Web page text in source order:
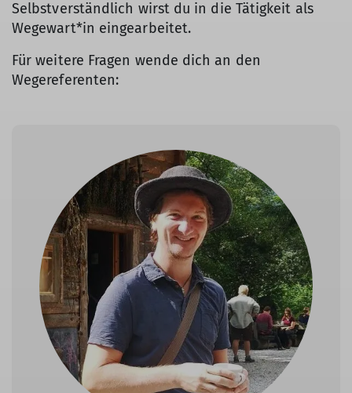
Selbstverständlich wirst du in die Tätigkeit als
Wegewart*in eingearbeitet.
Für weitere Fragen wende dich an den
Wegereferenten: